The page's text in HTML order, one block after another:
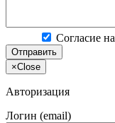
Согласие на
Отправить
×Close
Авторизация
Логин (email)